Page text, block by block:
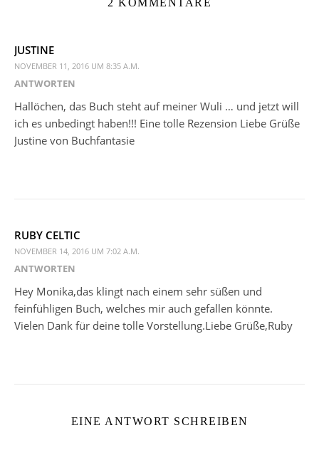
2 KOMMENTARE
JUSTINE
NOVEMBER 11, 2016 UM 8:35 A.M.
ANTWORTEN
Hallöchen, das Buch steht auf meiner Wuli … und jetzt will
ich es unbedingt haben!!! Eine tolle Rezension Liebe Grüße
Justine von Buchfantasie
RUBY CELTIC
NOVEMBER 14, 2016 UM 7:02 A.M.
ANTWORTEN
Hey Monika,das klingt nach einem sehr süßen und
feinfühligen Buch, welches mir auch gefallen könnte.
Vielen Dank für deine tolle Vorstellung.Liebe Grüße,Ruby
EINE ANTWORT SCHREIBEN